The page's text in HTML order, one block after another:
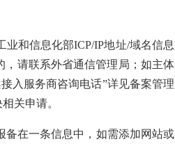
和信息化部ICP/IP地址/域名信息
，请联系外省通信管理局；如主体
入服务商咨询电话”详见备案管理
关申请。
备在一条信息中，如需添加网站或